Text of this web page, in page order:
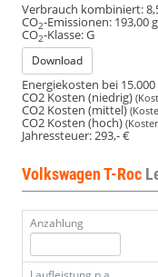
Verbrauch kombiniert:
CO2-Emissionen: 193,00
CO2-Klasse:G
Download
Energiekosten bei
CO2 Kosten (niedrig)
CO2 Kosten (mittel)
CO2 Kosten (hoch)
Jahressteuer:293,- €
Volkswagen T-Roc
Anzahlung